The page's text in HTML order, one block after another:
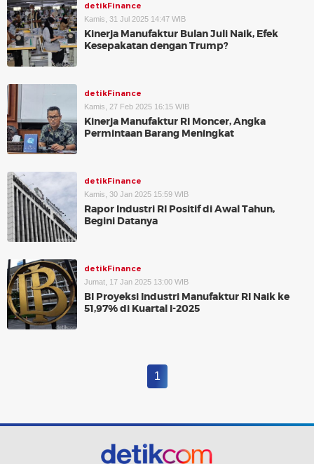
detikFinance
Kamis, 31 Jul 2025 14:47 WIB
Kinerja Manufaktur Bulan Juli Naik, Efek
Kesepakatan dengan Trump?
detikFinance
Kamis, 27 Feb 2025 16:15 WIB
Kinerja Manufaktur RI Moncer, Angka
Permintaan Barang Meningkat
detikFinance
Kamis, 30 Jan 2025 15:59 WIB
Rapor Industri RI Positif di Awal Tahun,
Begini Datanya
detikFinance
Jumat, 17 Jan 2025 13:00 WIB
BI Proyeksi Industri Manufaktur RI Naik ke
51,97% di Kuartal I-2025
1